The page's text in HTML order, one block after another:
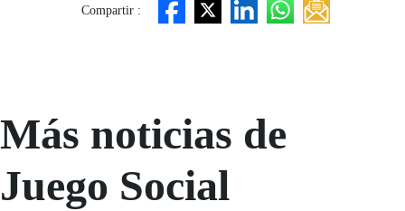
Compartir :
Más noticias de
Juego Social